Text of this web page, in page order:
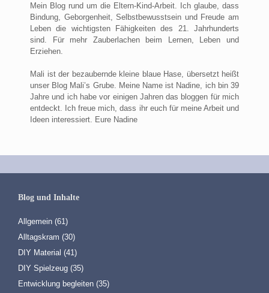
Mein Blog rund um die Eltern-Kind-Arbeit. Ich glaube, dass
Bindung, Geborgenheit, Selbstbewusstsein und Freude am
Leben die wichtigsten Fähigkeiten des 21. Jahrhunderts
sind. Für mehr Zauberlachen beim Lernen, Leben und
Erziehen.
Mali ist der bezaubernde kleine blaue Hase, übersetzt heißt
unser Blog Mali’s Grube. Meine Name ist Nadine, ich bin 39
Jahre und ich habe vor einigen Jahren das bloggen für mich
entdeckt. Ich freue mich, dass ihr euch für meine Arbeit und
Ideen interessiert. Eure Nadine
Blog und Inhalte
Allgemein (61)
Alltagskram (30)
DIY Material (41)
DIY Spielzeug (35)
Entwicklung begleiten (35)